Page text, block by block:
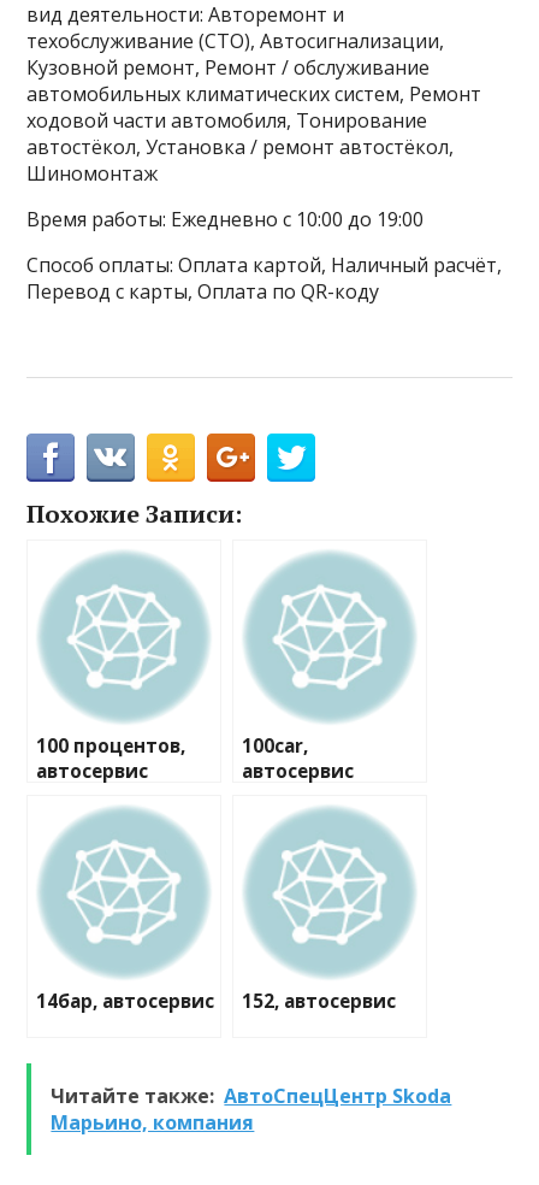
вид деятельности: Авторемонт и
техобслуживание (СТО), Автосигнализации,
Кузовной ремонт, Ремонт / обслуживание
автомобильных климатических систем, Ремонт
ходовой части автомобиля, Тонирование
автостёкол, Установка / ремонт автостёкол,
Шиномонтаж
Время работы: Ежедневно с 10:00 до 19:00
Способ оплаты: Оплата картой, Наличный расчёт,
Перевод с карты, Оплата по QR-коду
Похожие Записи:
100 процентов,
автосервис
100car,
автосервис
14бар, автосервис 152, автосервис
Читайте также: АвтоСпецЦентр Skoda
Марьино, компания